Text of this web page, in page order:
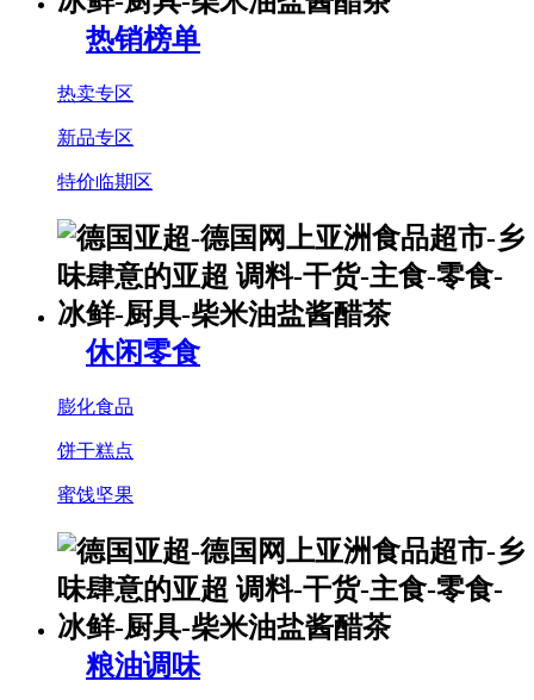
热销榜单
热卖专区
新品专区
特价临期区
休闲零食
膨化食品
饼干糕点
蜜饯坚果
粮油调味